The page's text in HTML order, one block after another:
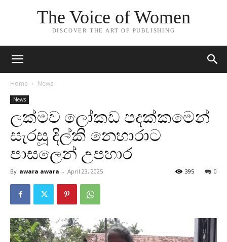
The Voice of Women
DISCOVER THE ART OF PUBLISHING
Home News
News
ලක්මව ලෝකඩ පදක්කමෙන්
සැරසූ දිල්කි නෙහාරාට
පාසලෙන් උපහාර
By awara awara - April 23, 2025 0
395